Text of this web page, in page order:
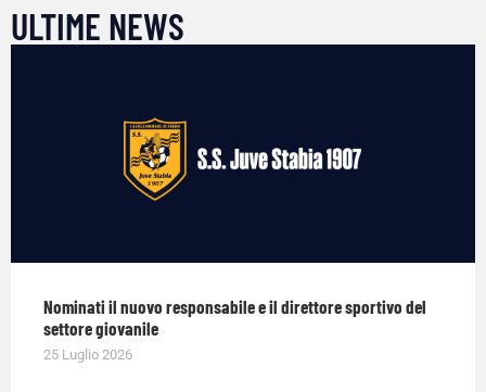
ULTIME NEWS
Nominati il nuovo responsabile e il direttore sportivo del
settore giovanile
25 Luglio 2026